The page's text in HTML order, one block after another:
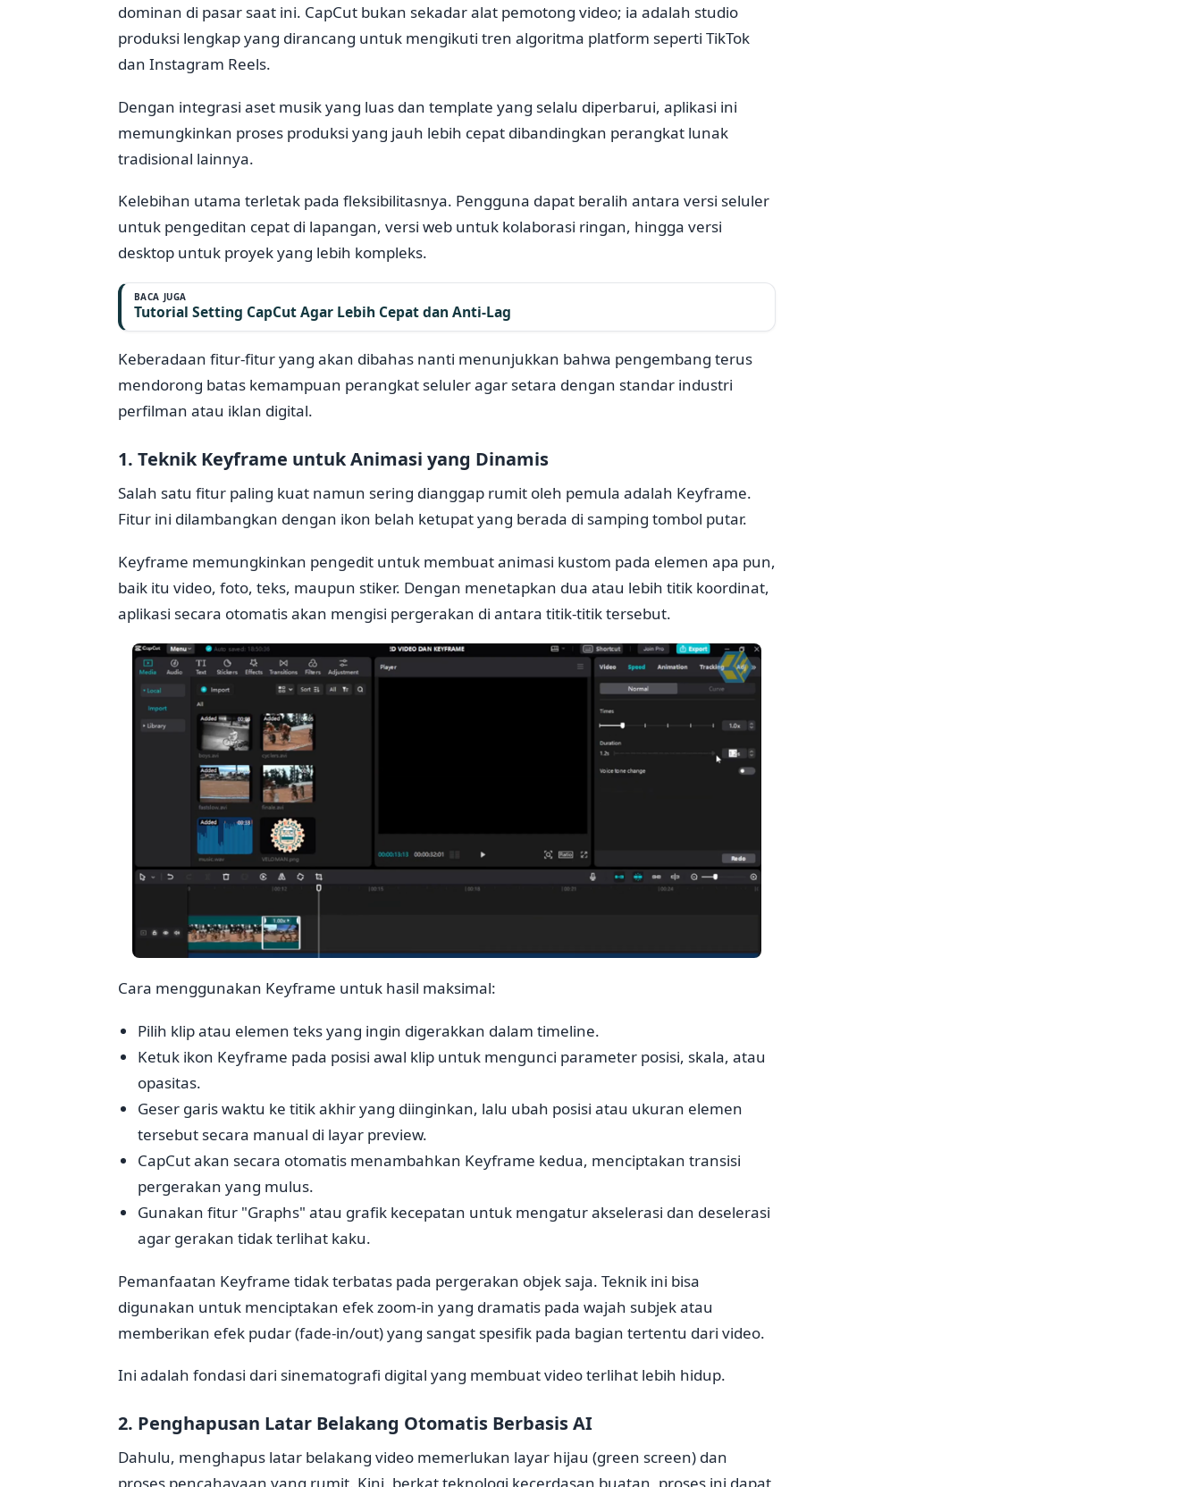
dominan di pasar saat ini. CapCut bukan sekadar alat pemotong video; ia adalah studio
produksi lengkap yang dirancang untuk mengikuti tren algoritma platform seperti TikTok
dan Instagram Reels.
Dengan integrasi aset musik yang luas dan template yang selalu diperbarui, aplikasi ini
memungkinkan proses produksi yang jauh lebih cepat dibandingkan perangkat lunak
tradisional lainnya.
Kelebihan utama terletak pada fleksibilitasnya. Pengguna dapat beralih antara versi seluler
untuk pengeditan cepat di lapangan, versi web untuk kolaborasi ringan, hingga versi
desktop untuk proyek yang lebih kompleks.
BACA JUGA
Tutorial Setting CapCut Agar Lebih Cepat dan Anti-Lag
Keberadaan fitur-fitur yang akan dibahas nanti menunjukkan bahwa pengembang terus
mendorong batas kemampuan perangkat seluler agar setara dengan standar industri
perfilman atau iklan digital.
1. Teknik Keyframe untuk Animasi yang Dinamis
Salah satu fitur paling kuat namun sering dianggap rumit oleh pemula adalah Keyframe.
Fitur ini dilambangkan dengan ikon belah ketupat yang berada di samping tombol putar.
Keyframe memungkinkan pengedit untuk membuat animasi kustom pada elemen apa pun,
baik itu video, foto, teks, maupun stiker. Dengan menetapkan dua atau lebih titik koordinat,
aplikasi secara otomatis akan mengisi pergerakan di antara titik-titik tersebut.
Cara menggunakan Keyframe untuk hasil maksimal:
Pilih klip atau elemen teks yang ingin digerakkan dalam timeline.
Ketuk ikon Keyframe pada posisi awal klip untuk mengunci parameter posisi, skala, atau
opasitas.
Geser garis waktu ke titik akhir yang diinginkan, lalu ubah posisi atau ukuran elemen
tersebut secara manual di layar preview.
CapCut akan secara otomatis menambahkan Keyframe kedua, menciptakan transisi
pergerakan yang mulus.
Gunakan fitur "Graphs" atau grafik kecepatan untuk mengatur akselerasi dan deselerasi
agar gerakan tidak terlihat kaku.
Pemanfaatan Keyframe tidak terbatas pada pergerakan objek saja. Teknik ini bisa
digunakan untuk menciptakan efek zoom-in yang dramatis pada wajah subjek atau
memberikan efek pudar (fade-in/out) yang sangat spesifik pada bagian tertentu dari video.
Ini adalah fondasi dari sinematografi digital yang membuat video terlihat lebih hidup.
2. Penghapusan Latar Belakang Otomatis Berbasis AI
Dahulu, menghapus latar belakang video memerlukan layar hijau (green screen) dan